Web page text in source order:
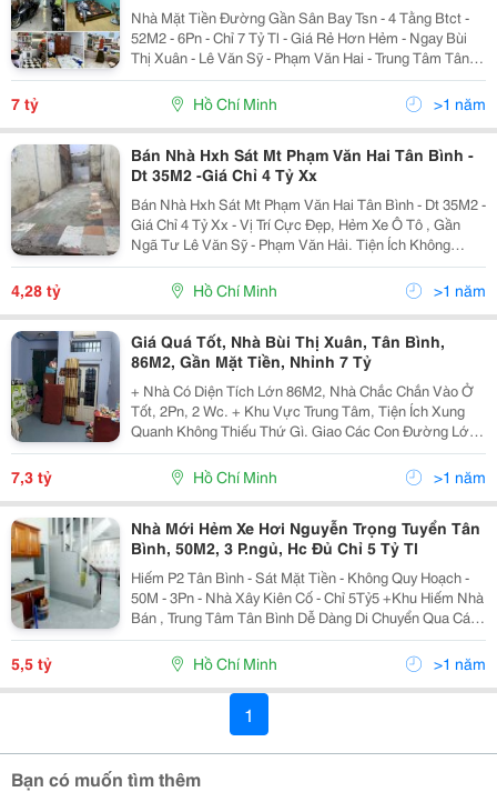
Nhà Mặt Tiền Đường Gần Sân Bay Tsn - 4 Tằng Btct -
52M2 - 6Pn - Chỉ 7 Tỷ Tl - Giá Rẻ Hơn Hẻm - Ngay Bùi
Thị Xuân - Lê Văn Sỹ - Phạm Văn Hai - Trung Tâm Tân
Bình ❤️❤️❤️ + Nhà 1 Trệt, 1 Lửng, 2 Lầu, Gồm Phòng
Khách Rộng, Bếp, 6 Phòng Ngủ, 3 Tolet,...
7 tỷ Hồ Chí Minh >1 năm
Bán Nhà Hxh Sát Mt Phạm Văn Hai Tân Bình -
Dt 35M2 -Giá Chỉ 4 Tỷ Xx
Bán Nhà Hxh Sát Mt Phạm Văn Hai Tân Bình - Dt 35M2 -
Giá Chỉ 4 Tỷ Xx - Vị Trí Cực Đẹp, Hẻm Xe Ô Tô , Gần
Ngã Tư Lê Văn Sỹ - Phạm Văn Hải. Tiện Ích Không
Thiếu Gì. - Diện Tích Ngang 3, Dài 12, Nhà Cấp 4 Đã
Đập, Chủ Mới Xây Tuỳ Thích. Khu Toàn Nhà Cao...
4,28 tỷ Hồ Chí Minh >1 năm
Giá Quá Tốt, Nhà Bùi Thị Xuân, Tân Bình,
86M2, Gần Mặt Tiền, Nhỉnh 7 Tỷ
+ Nhà Có Diện Tích Lớn 86M2, Nhà Chắc Chắn Vào Ở
Tốt, 2Pn, 2 Wc. + Khu Vực Trung Tâm, Tiện Ích Xung
Quanh Không Thiếu Thứ Gì. Giao Các Con Đường Lớn
Như: Cách Mạng Tháng 8, Lê Văn Sỹ, Phạm Văn Hai,
Hoàng Văn Thụ,...Chỉ Vài Phút Sang Các Quận 3,...
7,3 tỷ Hồ Chí Minh >1 năm
Nhà Mới Hẻm Xe Hơi Nguyễn Trọng Tuyển Tân
Bình, 50M2, 3 P.ngủ, Hc Đủ Chỉ 5 Tỷ Tl
Hiếm P2 Tân Bình - Sát Mặt Tiền - Không Quy Hoạch -
50M - 3Pn - Nhà Xây Kiên Cố - Chỉ 5Tỷ5 +Khu Hiếm Nhà
Bán , Trung Tâm Tân Bình Dễ Dàng Di Chuyển Qua Các
Quận, Ra Sân Bay Chỉ 5 Phút.... Thông Ra Lê Văn Sỹ,
Phạm Văn Hai, Hoàng Văn Thụ.... +Diện...
5,5 tỷ Hồ Chí Minh >1 năm
1
Bạn có muốn tìm thêm